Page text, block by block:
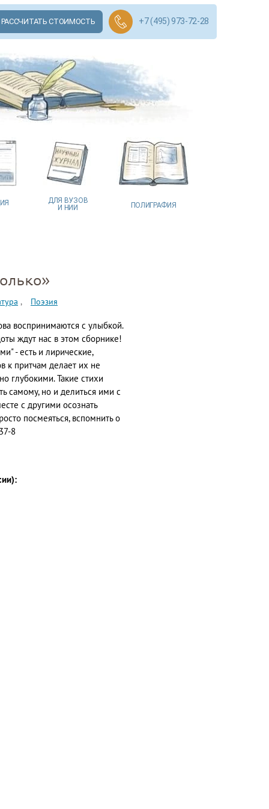
РАССЧИТАТЬ СТОИМОСТЬ +7 (495) 973-72-28
ДЛЯ ВУЗОВ
И НИИ
ПОЛИГРАФИЯ
Поэзия
воспринимаются с улыбкой.
ждут нас в этом сборнике!
- есть и лирические,
к притчам делает их не
глубокими. Такие стихи
самому, но и делиться ими с
с другими осознать
посмеяться, вспомнить о
8